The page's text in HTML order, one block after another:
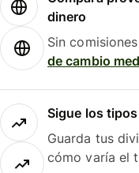
dinero
Sin
de cambio
Sigue los
Guarda tus
cómo varía el